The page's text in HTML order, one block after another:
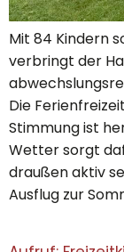
Mit 84 Kindern
verbringt der
Die
Stimmung ist
Wetter sorgt
draußen aktiv
Ausflug zur